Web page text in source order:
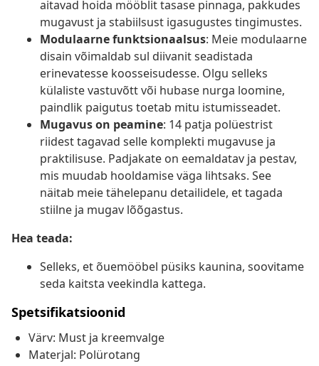
aitavad hoida mööblit tasase pinnaga, pakkudes
mugavust ja stabiilsust igasugustes tingimustes.
Modulaarne funktsionaalsus: Meie modulaarne
disain võimaldab sul diivanit seadistada
erinevatesse koosseisudesse. Olgu selleks
külaliste vastuvõtt või hubase nurga loomine,
paindlik paigutus toetab mitu istumisseadet.
Mugavus on peamine: 14 patja polüestrist
riidest tagavad selle komplekti mugavuse ja
praktilisuse. Padjakate on eemaldatav ja pestav,
mis muudab hooldamise väga lihtsaks. See
näitab meie tähelepanu detailidele, et tagada
stiilne ja mugav lõõgastus.
Hea teada:
Selleks, et õuemööbel püsiks kaunina, soovitame
seda kaitsta veekindla kattega.
Spetsifikatsioonid
Värv: Must ja kreemvalge
Materjal: Polürotang